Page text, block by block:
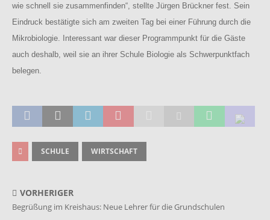
wie schnell sie zusammenfinden“, stellte Jürgen Brückner fest. Sein
Eindruck bestätigte sich am zweiten Tag bei einer Führung durch die
Mikrobiologie. Interessant war dieser Programmpunkt für die Gäste
auch deshalb, weil sie an ihrer Schule Biologie als Schwerpunktfach
belegen.
SCHULE WIRTSCHAFT
VORHERIGER
Begrüßung im Kreishaus: Neue Lehrer für die Grundschulen